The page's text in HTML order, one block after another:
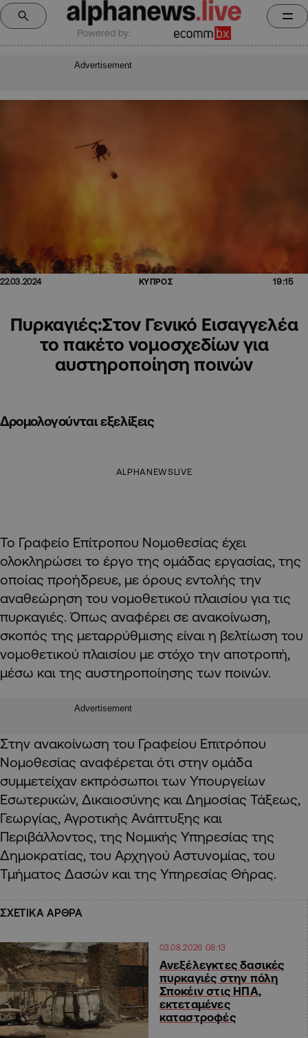
Powered by:
Advertisement
22.03.2024 ΚΥΠΡΟΣ 19:15
Πυρκαγιές:Στον Γενικό Εισαγγελέα
το πακέτο νομοσχεδίων για
αυστηροποίηση ποινών
Δρομολογούνται εξελίξεις
ALPHANEWSLIVE
Το Γραφείο Επίτροπου Νομοθεσίας έχει
ολοκληρώσει το έργο της ομάδας εργασίας, της
οποίας προήδρευε, με όρους εντολής την
αναθεώρηση του νομοθετικού πλαισίου για τις
πυρκαγιές. Όπως αναφέρει σε ανακοίνωση,
σκοπός της μεταρρύθμισης είναι η βελτίωση του
νομοθετικού πλαισίου με στόχο την αποτροπή,
μέσω και της αυστηροποίησης των ποινών.
Advertisement
Στην ανακοίνωση του Γραφείου Επιτρόπου
Νομοθεσίας αναφέρεται ότι στην ομάδα
συμμετείχαν εκπρόσωποι των Υπουργείων
Εσωτερικών, Δικαιοσύνης και Δημοσίας Τάξεως,
Γεωργίας, Αγροτικής Ανάπτυξης και
Περιβάλλοντος, της Νομικής Υπηρεσίας της
Δημοκρατίας, του Αρχηγού Αστυνομίας, του
Τμήματος Δασών και της Υπηρεσίας Θήρας.
ΣΧΕΤΙΚΑ ΑΡΘΡΑ
03.08.2026 08:13
Ανεξέλεγκτες δασικές
πυρκαγιές στην πόλη
Σποκέιν στις ΗΠΑ,
εκτεταμένες
καταστροφές